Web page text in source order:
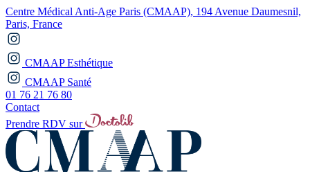
Centre Médical Anti-Age Paris (CMAAP), 194 Avenue Daumesnil,
Paris, France
CMAAP Esthétique
CMAAP Santé
01 76 21 76 80
Contact
Prendre RDV sur